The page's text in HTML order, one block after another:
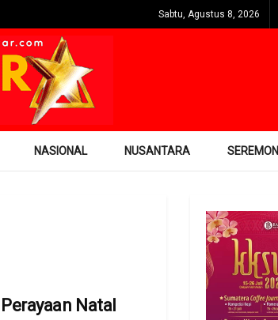
Sabtu, Agustus 8, 2026
NASIONAL NUSANTARA SEREMONI
Perayaan Natal